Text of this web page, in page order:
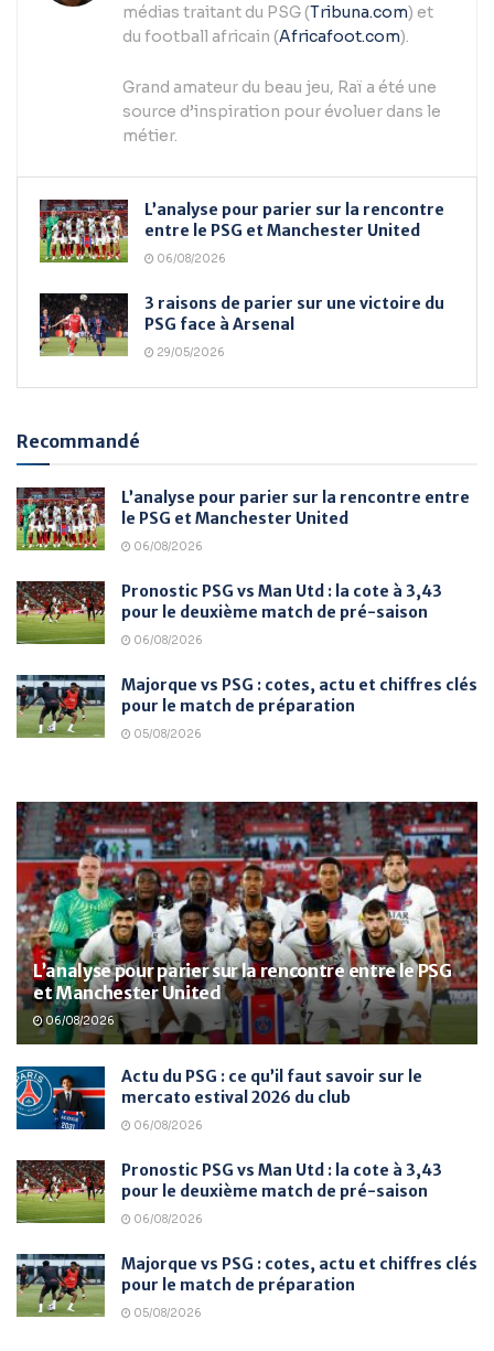
médias traitant du PSG (Tribuna.com) et
du football africain (Africafoot.com).
Grand amateur du beau jeu, Raï a été une
source d’inspiration pour évoluer dans le
métier.
L’analyse pour parier sur la rencontre
entre le PSG et Manchester United
06/08/2026
3 raisons de parier sur une victoire du
PSG face à Arsenal
29/05/2026
Recommandé
L’analyse pour parier sur la rencontre entre
le PSG et Manchester United
06/08/2026
Pronostic PSG vs Man Utd : la cote à 3,43
pour le deuxième match de pré-saison
06/08/2026
Majorque vs PSG : cotes, actu et chiffres clés
pour le match de préparation
05/08/2026
L’analyse pour parier sur la rencontre entre le PSG
et Manchester United
06/08/2026
Actu du PSG : ce qu’il faut savoir sur le
mercato estival 2026 du club
06/08/2026
Pronostic PSG vs Man Utd : la cote à 3,43
pour le deuxième match de pré-saison
06/08/2026
Majorque vs PSG : cotes, actu et chiffres clés
pour le match de préparation
05/08/2026